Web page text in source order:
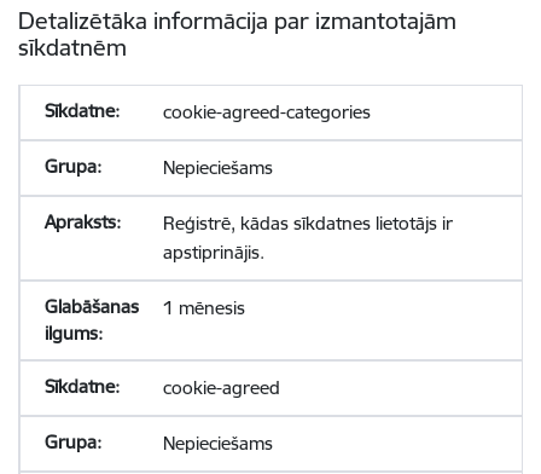
Detalizētāka informācija par izmantotajām
sīkdatnēm
cookie-agreed-categories
Nepieciešams
Reģistrē, kādas sīkdatnes lietotājs ir
apstiprinājis.
1 mēnesis
cookie-agreed
Nepieciešams